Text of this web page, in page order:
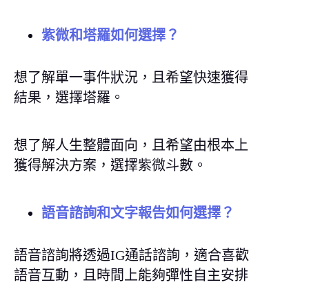
紫微和塔羅如何選擇？
想了解單一事件狀況，且希望快速獲得
結果，選擇塔羅。
想了解人生整體面向，且希望由根本上
獲得解決方案，選擇紫微斗數。
語音諮詢和文字報告如何選擇？
語音諮詢將透過IG通話諮詢，適合喜歡
語音互動，且時間上能夠彈性自主安排